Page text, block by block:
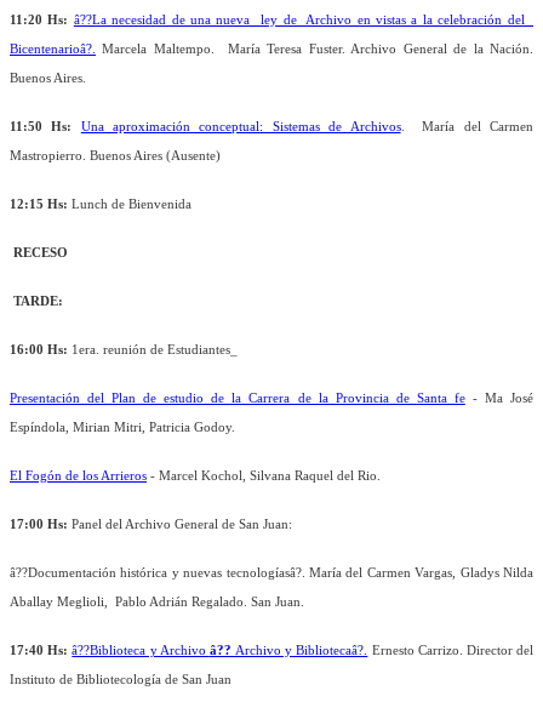
11:20 Hs: â??La necesidad de una nueva ley de Archivo en vistas a la celebración del
Bicentenarioâ?. Marcela Maltempo. María Teresa Fuster. Archivo General de la Nación.
Buenos Aires.
11:50 Hs: Una aproximación conceptual: Sistemas de Archivos. María del Carmen
Mastropierro. Buenos Aires (Ausente)
12:15 Hs: Lunch de Bienvenida
RECESO
TARDE:
16:00 Hs: 1era. reunión de Estudiantes_
Presentación del Plan de estudio de la Carrera de la Provincia de Santa fe- Ma José
Espíndola, Mirian Mitri, Patricia Godoy.
El Fogón de los Arrieros - Marcel Kochol, Silvana Raquel del Rio.
17:00 Hs: Panel del Archivo General de San Juan:
â??Documentación histórica y nuevas tecnologíasâ?. María del Carmen Vargas, Gladys Nilda
Aballay Meglioli, Pablo Adrián Regalado. San Juan.
17:40 Hs: â??Biblioteca y Archivo â?? Archivo y Bibliotecaâ?. Ernesto Carrizo. Director del
Instituto de Bibliotecología de San Juan